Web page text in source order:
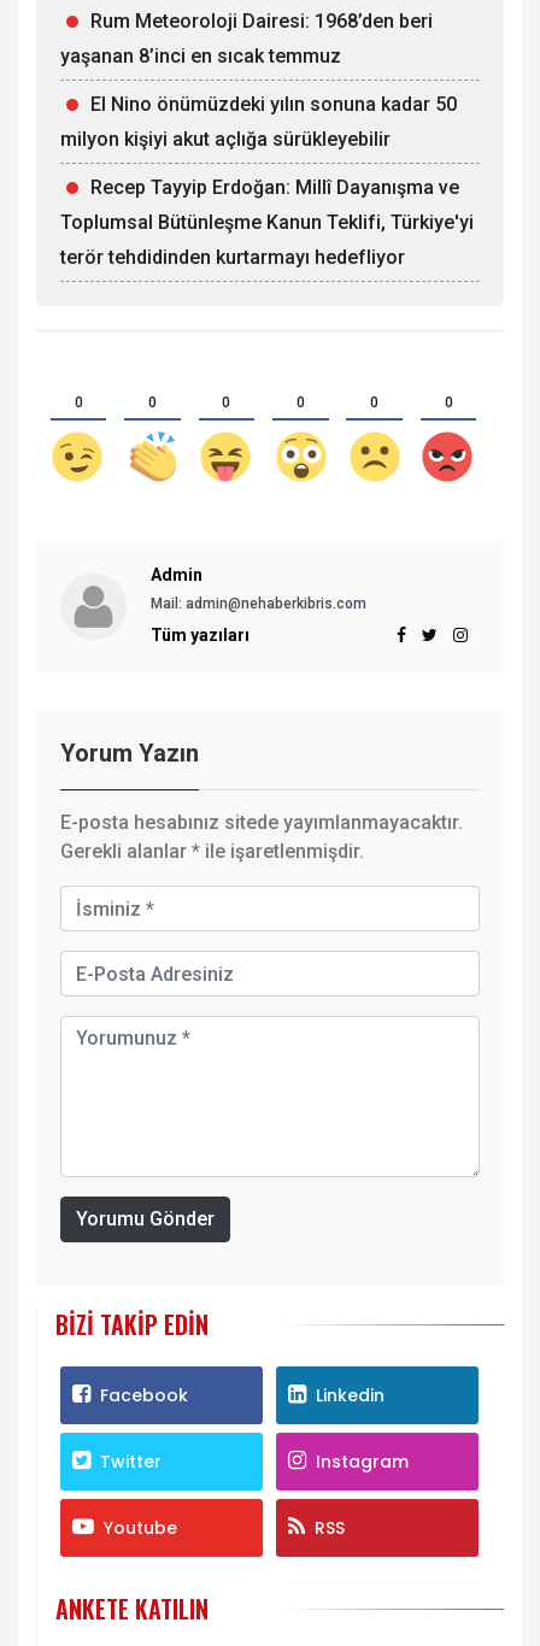
Rum Meteoroloji Dairesi: 1968’den beri
yaşanan 8’inci en sıcak temmuz
El Nino önümüzdeki yılın sonuna kadar 50
milyon kişiyi akut açlığa sürükleyebilir
Recep Tayyip Erdoğan: Millî Dayanışma ve
Toplumsal Bütünleşme Kanun Teklifi, Türkiye'yi
terör tehdidinden kurtarmayı hedefliyor
0 0 0 0 0 0
Admin
Mail: admin@nehaberkibris.com
Tüm yazıları
Yorum Yazın
E-posta hesabınız sitede yayımlanmayacaktır.
Gerekli alanlar * ile işaretlenmişdir.
Yorumu Gönder
BIZI TAKIP EDIN
Facebook Linkedin
Twitter Instagram
Youtube RSS
ANKETE KATILIN